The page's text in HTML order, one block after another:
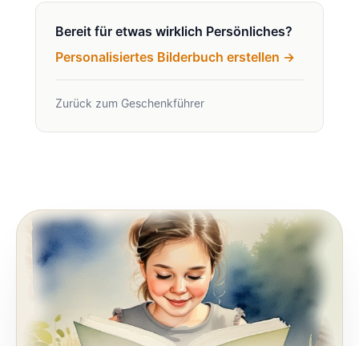
Bereit für etwas wirklich Persönliches?
Personalisiertes Bilderbuch erstellen →
Zurück zum Geschenkführer